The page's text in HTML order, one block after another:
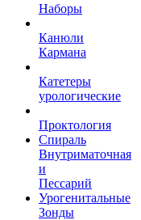
Наборы
Канюли
Кармана
Катетеры
урологические
Проктология
Спираль
Внутриматочная
и
Пессарий
Урогенитальные
Зонды